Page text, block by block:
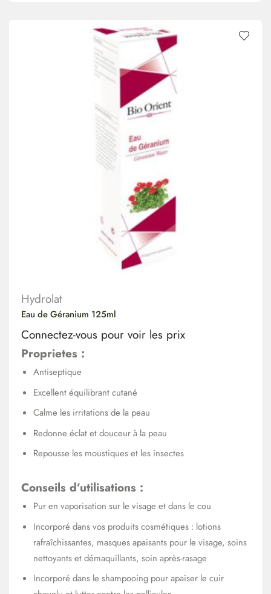
Hydrolat
Eau de Géranium 125ml
Connectez-vous pour voir les prix
Proprietes :
Antiseptique
Excellent équilibrant cutané
Calme les irritations de la peau
Redonne éclat et douceur à la peau
Repousse les moustiques et les insectes
Conseils d’utilisations :
Pur en vaporisation sur le visage et dans le cou
Incorporé dans vos produits cosmétiques : lotions
rafraîchissantes, masques apaisants pour le visage, soins
nettoyants et démaquillants, soin après-rasage
Incorporé dans le shampooing pour apaiser le cuir